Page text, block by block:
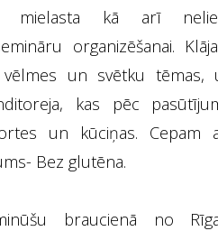
mielasta kā arī
organizēšanai.
un svētku tēmas,
kas pēc
un kūciņas. Cepam
Bez glutēna.
braucienā no